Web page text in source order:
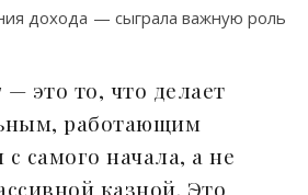
дохода — сыграла важную роль
— это то, что делает
работающим
с самого начала, а не
казной. Это